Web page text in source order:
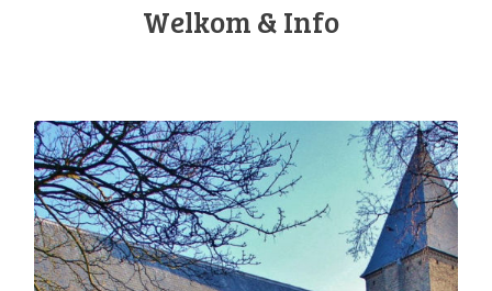
Welkom & Info